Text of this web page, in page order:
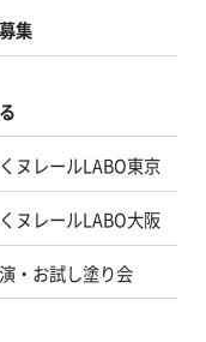
集
ヌレールLABO東京
ヌレールLABO大阪
・お試し塗り会